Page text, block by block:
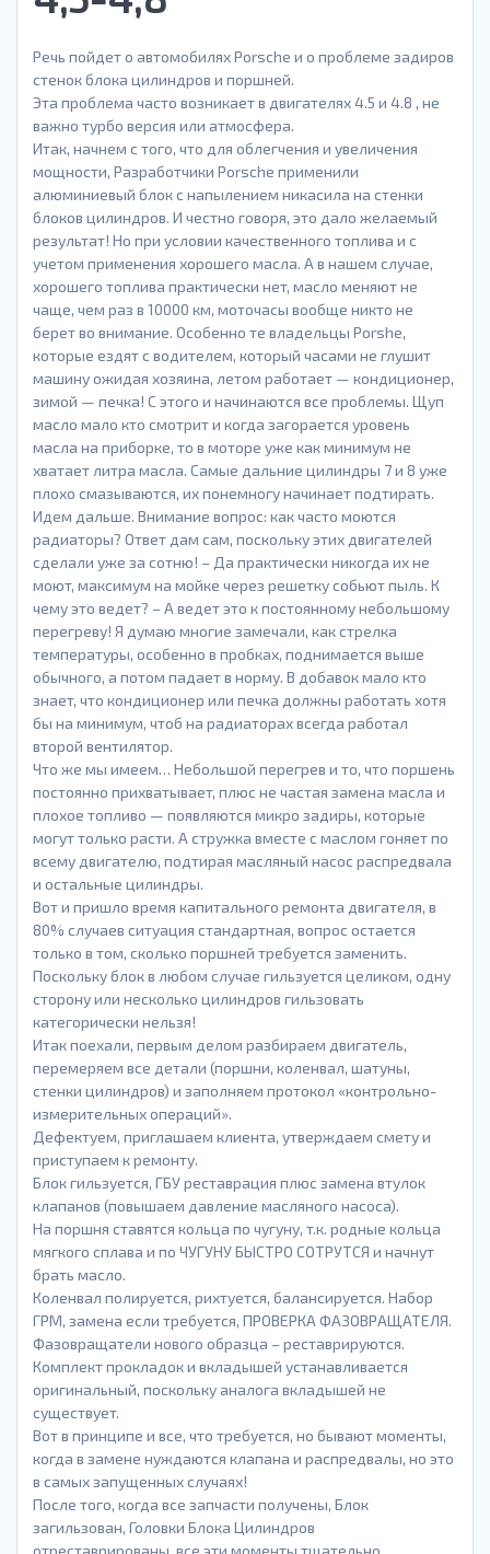
Речь пойдет о автомобилях Porsche и о проблеме задиров
стенок блока цилиндров и поршней.
Эта проблема часто возникает в двигателях 4.5 и 4.8 , не
важно турбо версия или атмосфера.
Итак, начнем с того, что для облегчения и увеличения
мощности, Разработчики Porsche применили
алюминиевый блок с напылением никасила на стенки
блоков цилиндров. И честно говоря, это дало желаемый
результат! Но при условии качественного топлива и с
учетом применения хорошего масла. А в нашем случае,
хорошего топлива практически нет, масло меняют не
чаще, чем раз в 10000 км, моточасы вообще никто не
берет во внимание. Особенно те владельцы Porshe,
которые ездят с водителем, который часами не глушит
машину ожидая хозяина, летом работает — кондиционер,
зимой — печка! С этого и начинаются все проблемы. Щуп
масло мало кто смотрит и когда загорается уровень
масла на приборке, то в моторе уже как минимум не
хватает литра масла. Самые дальние цилиндры 7 и 8 уже
плохо смазываются, их понемногу начинает подтирать.
Идем дальше. Внимание вопрос: как часто моются
радиаторы? Ответ дам сам, поскольку этих двигателей
сделали уже за сотню! – Да практически никогда их не
моют, максимум на мойке через решетку собьют пыль. К
чему это ведет? – А ведет это к постоянному небольшому
перегреву! Я думаю многие замечали, как стрелка
температуры, особенно в пробках, поднимается выше
обычного, а потом падает в норму. В добавок мало кто
знает, что кондиционер или печка должны работать хотя
бы на минимум, чтоб на радиаторах всегда работал
второй вентилятор.
Что же мы имеем… Небольшой перегрев и то, что поршень
постоянно прихватывает, плюс не частая замена масла и
плохое топливо — появляются микро задиры, которые
могут только расти. А стружка вместе с маслом гоняет по
всему двигателю, подтирая масляный насос распредвала
и остальные цилиндры.
Вот и пришло время капитального ремонта двигателя, в
80% случаев ситуация стандартная, вопрос остается
только в том, сколько поршней требуется заменить.
Поскольку блок в любом случае гильзуется целиком, одну
сторону или несколько цилиндров гильзовать
категорически нельзя!
Итак поехали, первым делом разбираем двигатель,
перемеряем все детали (поршни, коленвал, шатуны,
стенки цилиндров) и заполняем протокол «контрольно-
измерительных операций».
Дефектуем, приглашаем клиента, утверждаем смету и
приступаем к ремонту.
Блок гильзуется, ГБУ реставрация плюс замена втулок
клапанов (повышаем давление масляного насоса).
На поршня ставятся кольца по чугуну, т.к. родные кольца
мягкого сплава и по ЧУГУНУ БЫСТРО СОТРУТСЯ и начнут
брать масло.
Коленвал полируется, рихтуется, балансируется. Набор
ГРМ, замена если требуется, ПРОВЕРКА ФАЗОВРАЩАТЕЛЯ.
Фазовращатели нового образца – реставрируются.
Комплект прокладок и вкладышей устанавливается
оригинальный, поскольку аналога вкладышей не
существует.
Вот в принципе и все, что требуется, но бывают моменты,
когда в замене нуждаются клапана и распредвалы, но это
в самых запущенных случаях!
После того, когда все запчасти получены, Блок
загильзован, Головки Блока Цилиндров
отреставрированы, все эти моменты тщательно